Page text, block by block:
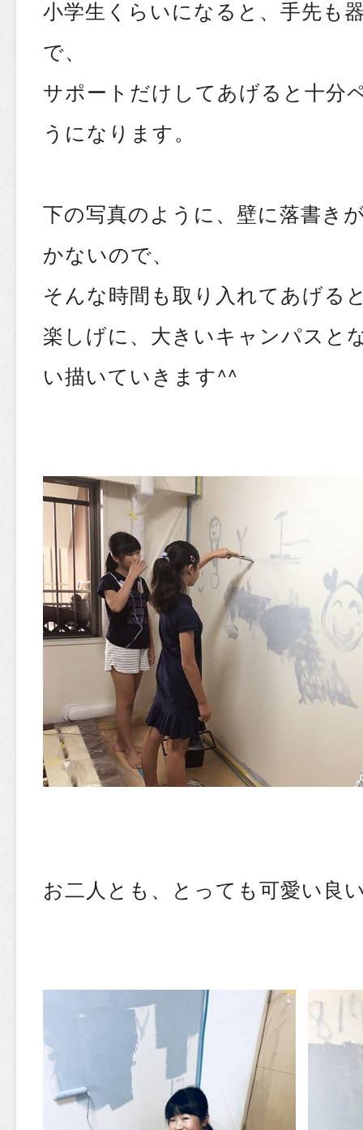
小学生くらいになると、手先も
で、
サポートだけしてあげると十分
うになります。
下の写真のように、壁に落書き
かないので、
そんな時間も取り入れてあげる
楽しげに、大きいキャンパスと
い描いていきます^^
お二人とも、とっても可愛い良